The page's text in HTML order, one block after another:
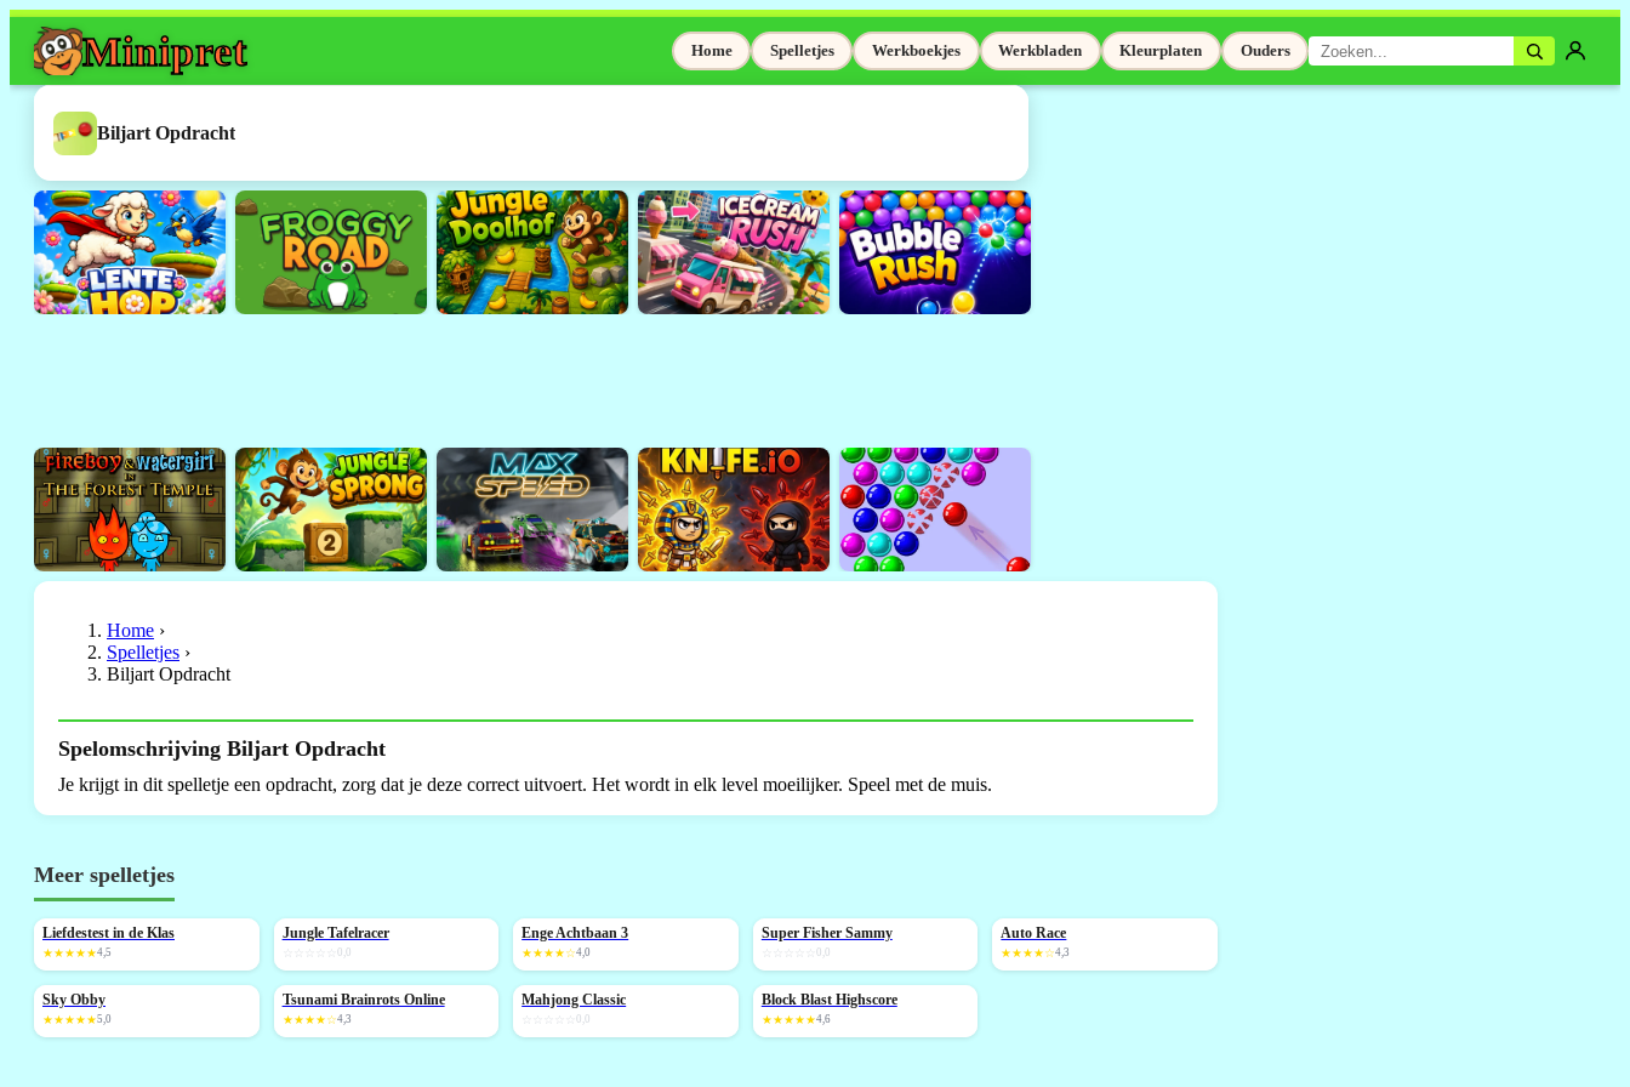
Minipret Home Spelletjes Werkboekjes Werkbladen Kleurplaten Ouders
Dit spel werkt helaas niet meer
Biljart Opdracht
Home ›
Spelletjes ›
Biljart Opdracht
Spelomschrijving Biljart Opdracht
Je krijgt in dit spelletje een opdracht, zorg dat je deze correct uitvoert. Het wordt in elk level moeilijker. Speel met de muis.
Meer spelletjes
NIEUW
Liefdestest in de Klas
★★★★★4,5
NIEUW
Jungle Tafelracer
0,0
Enge Achtbaan 3
★★★★☆4,0
NIEUW
Super Fisher Sammy
0,0
NIEUW
Auto Race
★★★★☆4,3
NIEUW
Sky Obby
★★★★★5,0
NIEUW
Tsunami Brainrots Online
★★★★☆4,3
NIEUW
Mahjong Classic
☆☆☆☆☆0,0
NIEUW
Block Blast Highscore
★★★★★4,6